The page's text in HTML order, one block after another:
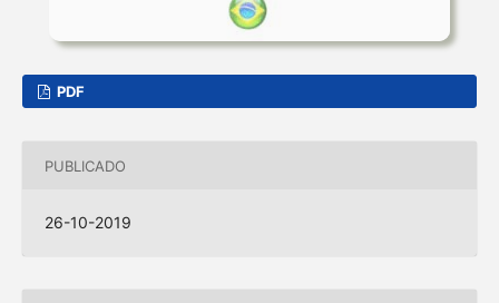
PDF
PUBLICADO
26-10-2019